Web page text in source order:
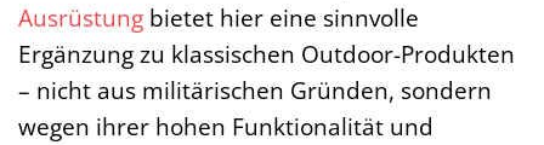
Ausrüstung bietet hier eine sinnvolle
Ergänzung zu klassischen Outdoor-Produkten
– nicht aus militärischen Gründen, sondern
wegen ihrer hohen Funktionalität und